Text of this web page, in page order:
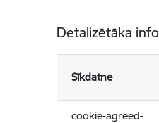
Detalizētāka
Sīkdatne
cookie-agreed-